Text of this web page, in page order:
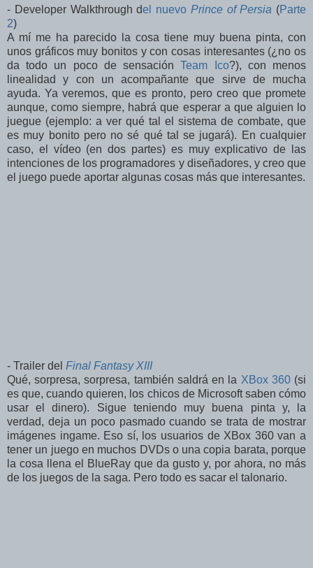
- Developer Walkthrough del nuevo Prince of Persia (Parte
2)
A mí me ha parecido la cosa tiene muy buena pinta, con
unos gráficos muy bonitos y con cosas interesantes (¿no os
da todo un poco de sensaciónTeam Ico?), con menos
linealidad y con un acompañante que sirve de mucha
ayuda. Ya veremos, que es pronto, pero creo que promete
aunque, como siempre, habrá que esperar a que alguien lo
juegue (ejemplo: a ver qué tal el sistema de combate, que
es muy bonito pero no sé qué tal se jugará). En cualquier
caso, el vídeo (en dos partes) es muy explicativo de las
intenciones de los programadores y diseñadores, y creo que
el juego puede aportar algunas cosas más que interesantes.
- Trailer del Final Fantasy XIII
Qué, sorpresa, sorpresa, también saldrá en la XBox 360(si
es que, cuando quieren, los chicos de Microsoft saben cómo
usar el dinero). Sigue teniendo muy buena pinta y, la
verdad, deja un poco pasmado cuando se trata de mostrar
imágenes ingame. Eso sí, los usuarios de XBox 360 van a
tener un juego en muchos DVDs o una copia barata, porque
la cosa llena el BlueRay que da gusto y, por ahora, no más
de los juegos de la saga. Pero todo es sacar el talonario.